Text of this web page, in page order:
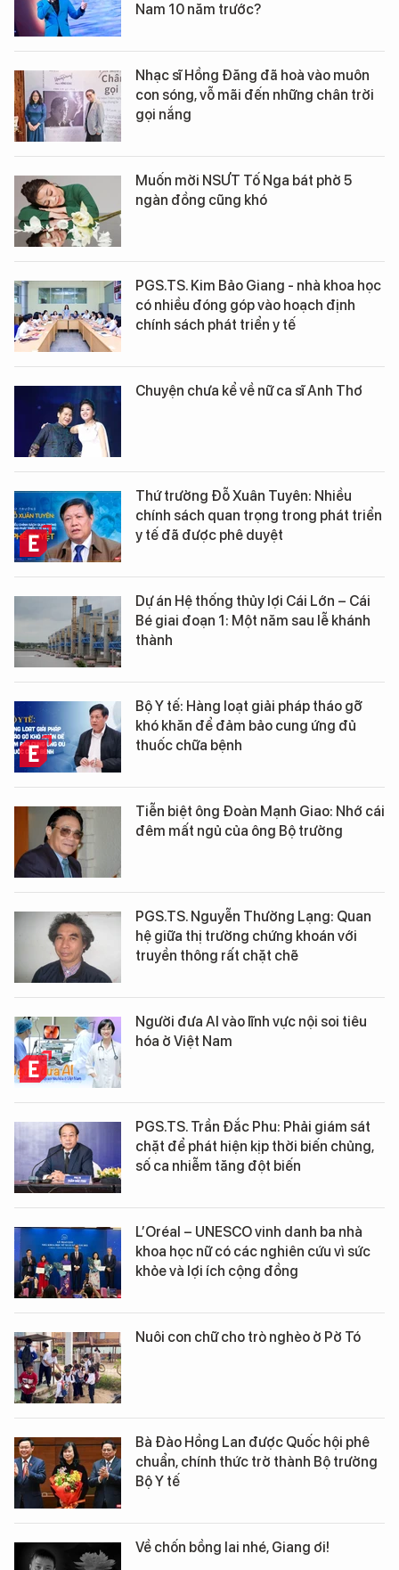
Nam 10 năm trước?
Nhạc sĩ Hồng Đăng đã hoà vào muôn
con sóng, vỗ mãi đến những chân trời
gọi nắng
Muốn mời NSƯT Tố Nga bát phở 5
ngàn đồng cũng khó
PGS.TS. Kim Bảo Giang - nhà khoa học
có nhiều đóng góp vào hoạch định
chính sách phát triển y tế
Chuyện chưa kể về nữ ca sĩ Anh Thơ
Thứ trưởng Đỗ Xuân Tuyên: Nhiều
chính sách quan trọng trong phát triển
y tế đã được phê duyệt
Dự án Hệ thống thủy lợi Cái Lớn – Cái
Bé giai đoạn 1: Một năm sau lễ khánh
thành
Bộ Y tế: Hàng loạt giải pháp tháo gỡ
khó khăn để đảm bảo cung ứng đủ
thuốc chữa bệnh
Tiễn biệt ông Đoàn Mạnh Giao: Nhớ cái
đêm mất ngủ của ông Bộ trưởng
PGS.TS. Nguyễn Thường Lạng: Quan
hệ giữa thị trường chứng khoán với
truyền thông rất chặt chẽ
Người đưa AI vào lĩnh vực nội soi tiêu
hóa ở Việt Nam
PGS.TS. Trần Đắc Phu: Phải giám sát
chặt để phát hiện kịp thời biến chủng,
số ca nhiễm tăng đột biến
L’Oréal – UNESCO vinh danh ba nhà
khoa học nữ có các nghiên cứu vì sức
khỏe và lợi ích cộng đồng
Nuôi con chữ cho trò nghèo ở Pờ Tó
Bà Đào Hồng Lan được Quốc hội phê
chuẩn, chính thức trở thành Bộ trưởng
Bộ Y tế
Về chốn bồng lai nhé, Giang ơi!